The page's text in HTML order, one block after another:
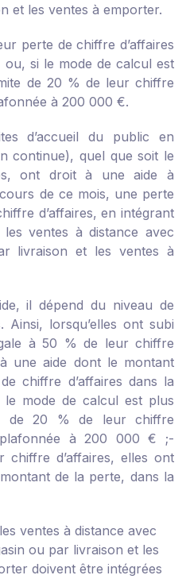
et les ventes à emporter.
perte de chiffre d’affaires
si le mode de calcul est
de 20 % de leur chiffre
à 200 000 €.
d’accueil du public en
continue), quel que soit le
ont droit à une aide à
de ce mois, une perte
d’affaires, en intégrant
ventes à distance avec
livraison et les ventes à
il dépend du niveau de
Ainsi, lorsqu’elles ont subi
à 50 % de leur chiffre
une aide dont le montant
chiffre d’affaires dans la
mode de calcul est plus
de 20 % de leur chiffre
plafonnée à 200 000 € ;-
d’affaires, elles ont
de la perte, dans la
ventes à distance avec
ou par livraison et les
doivent être intégrées